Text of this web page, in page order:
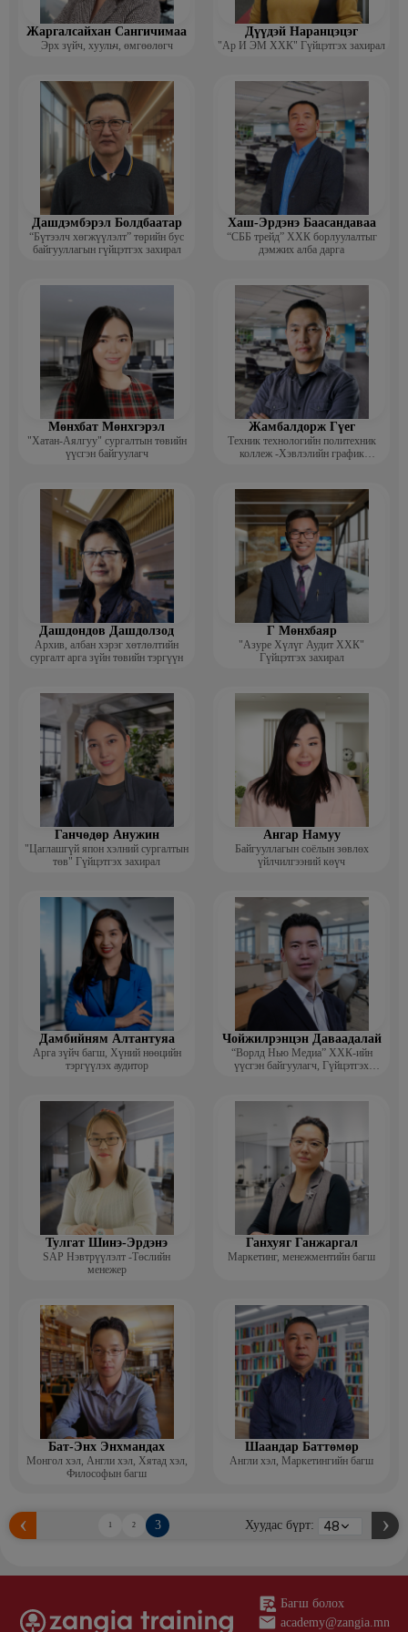
Жаргалсайхан Сангичимаа
Эрх зүйч, хуульч, өмгөөлөгч
Дүүдэй Наранцэцэг
"Ар И ЭМ ХХК" Гүйцэтгэх захирал
Дашдэмбэрэл Болдбаатар
“Бүтээлч хөгжүүлэлт” төрийн бус
байгууллагын гүйцэтгэх захирал
Хаш-Эрдэнэ Баасандаваа
“СББ трейд” ХХК борлуулалтыг
дэмжих алба дарга
Мөнхбат Мөнхгэрэл
"Хатан-Аялгуу" сургалтын төвийн
үүсгэн байгуулагч
Жамбалдорж Гүег
Техник технологийн политехник
коллеж -Хэвлэлийн график
Дашдондов Дашдолзод
Архив, албан хэрэг хөтлөлтийн
сургалт арга зүйн төвийн тэргүүн
Г Мөнхбаяр
"Азуре Хүлүг Аудит ХХК"
Гүйцэтгэх захирал
Ганчөдөр Анужин
"Цаглашгүй япон хэлний сургалтын
төв" Гүйцэтгэх захирал
Ангар Намуу
Байгууллагын соёлын зөвлөх
үйлчилгээний көүч
Дамбийням Алтантуяа
Арга зүйч багш, Хүний нөөцийн
тэргүүлэх аудитор
Чойжилрэнцэн Даваадалай
“Ворлд Нью Медиа” ХХК-ийн
үүсгэн байгуулагч, Гүйцэтгэх
Тулгат Шинэ-Эрдэнэ
SAP Нэвтрүүлэлт -Төслийн
менежер
Ганхуяг Ганжаргал
Маркетинг, менежментийн багш
Бат-Энх Энхмандах
Монгол хэл, Англи хэл, Хятад хэл,
Философын багш
Шаандар Баттөмөр
Англи хэл, Маркетингийн багш
1 2 3 Хуудас бүрт:
Багш болох
academy@zangia.mn